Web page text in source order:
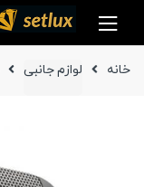
navigation
content
خانه لوازم جانبی